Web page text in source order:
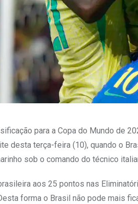
para a Copa do Mundo de
desta terça-feira (10), quando o
sob o comando do técnico
aos 25 pontos nas
forma o Brasil não pode mais